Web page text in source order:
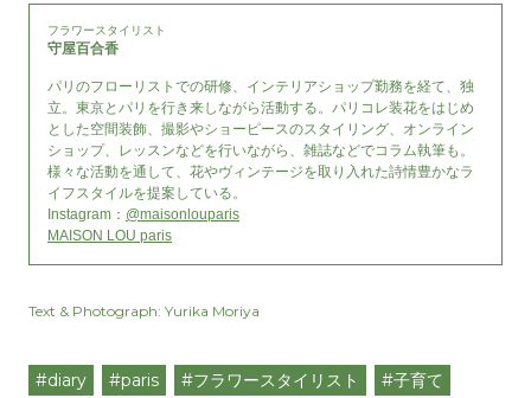
フラワースタイリスト
守屋百合香
パリのフローリストでの研修、インテリアショップ勤務を経て、独
立。東京とパリを行き来しながら活動する。パリコレ装花をはじめ
とした空間装飾、撮影やショーピースのスタイリング、オンライン
ショップ、レッスンなどを行いながら、雑誌などでコラム執筆も。
様々な活動を通して、花やヴィンテージを取り入れた詩情豊かなラ
イフスタイルを提案している。
Instagram： @maisonlouparis
MAISON LOU paris
Text & Photograph: Yurika Moriya
#diary #paris #フラワースタイリスト #子育て